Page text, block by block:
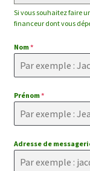
Si vous souhaitez faire
financeur dont vous
Nom*
Prénom*
Adresse de